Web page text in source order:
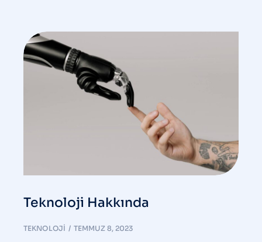
Teknoloji Hakkında
TEKNOLOJI TEMMUZ 8, 2023